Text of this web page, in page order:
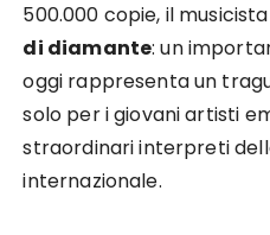
500.000 copie, il
di diamante: un
oggi rappresenta un
solo per i giovani artisti
straordinari interpreti
internazionale.